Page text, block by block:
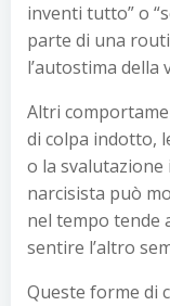
inventi tutto” o
parte di una
l’autostima della
Altri
di colpa indotto,
o la svalutazione
narcisista può
nel tempo tende
sentire l’altro
Queste forme di